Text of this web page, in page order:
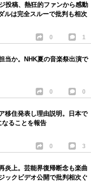
投稿、熱狂的ファンから感動
ルは完全スルーで批判も相次
0 1
当か。NHK夏の音楽祭出演で
0 0
移住発表し理由説明。日本で
ることを報告
0 3
炎上。芸能界復帰断念も楽曲
ックビデオ公開で批判相次ぐ